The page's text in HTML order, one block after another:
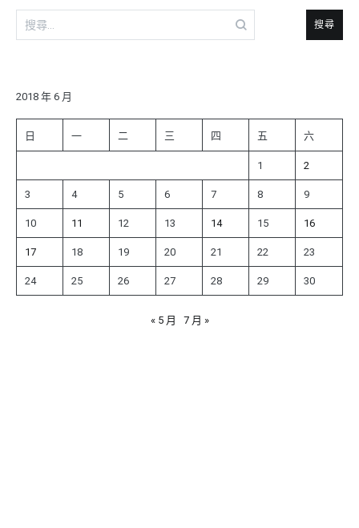
搜
尋
字:
2018 年 6 月
日 一 二 三 四 五 六
1 2
3 4 5 6 7 8 9
10 11 12 13 14 15 16
17 18 19 20 21 22 23
24 25 26 27 28 29 30
« 5 月 7 月 »